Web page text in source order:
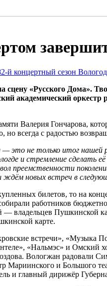
сцену «Русского Дома».
академический
Валерия Гончарова,
всегда с радостью
—это не только итог нашей
и стремление сделать её
преемственности
ждём новых встреч в
билетов, то на
работников
— владельцев Пушкинской
карте.
встречи», «Музыка
«Нальмэс» и
Вологжан радовали
Мариинского и Большого
и главный дирижёр